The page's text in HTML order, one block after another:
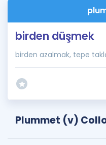
İngilizce Gramer
birden düşmek
birden azalmak, tepe
Plummet (v)